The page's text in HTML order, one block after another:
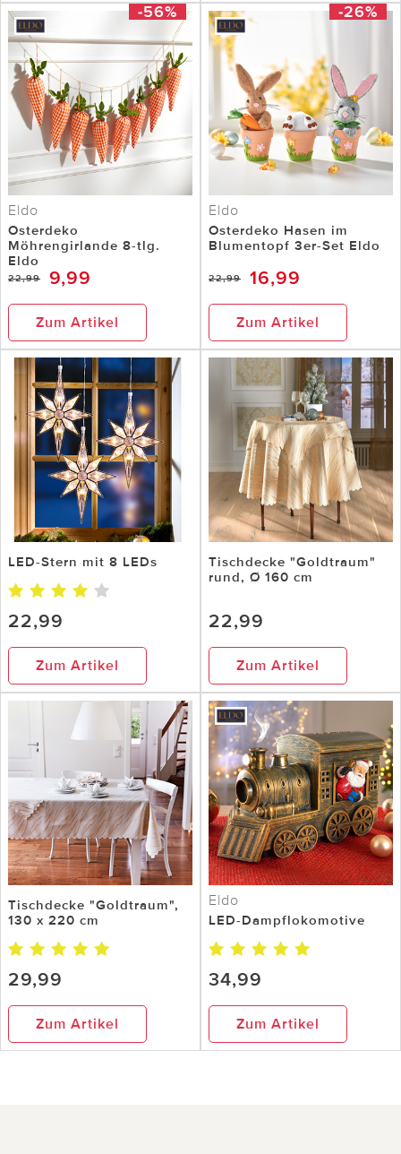
-56%
Eldo
Osterdeko
Möhrengirlande 8-tlg.
Eldo
22,99 9,99
Zum Artikel
-26%
Eldo
Osterdeko Hasen im
Blumentopf 3er-Set Eldo
22,99 16,99
Zum Artikel
LED-Stern mit 8 LEDs
22,99
Zum Artikel
Tischdecke "Goldtraum"
rund, Ø 160 cm
22,99
Zum Artikel
Tischdecke "Goldtraum",
130 x 220 cm
29,99
Zum Artikel
Eldo
LED-Dampflokomotive
34,99
Zum Artikel